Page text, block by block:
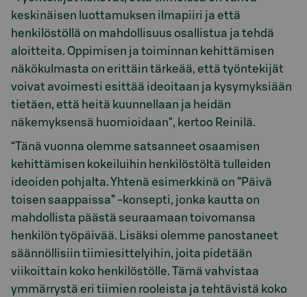
keskinäisen luottamuksen ilmapiiri ja että
henkilöstöllä on mahdollisuus osallistua ja tehdä
aloitteita. Oppimisen ja toiminnan kehittämisen
näkökulmasta on erittäin tärkeää, että työntekijät
voivat avoimesti esittää ideoitaan ja kysymyksiään
tietäen, että heitä kuunnellaan ja heidän
näkemyksensä huomioidaan", kertoo Reinilä.
“Tänä vuonna olemme satsanneet osaamisen
kehittämisen kokeiluihin henkilöstöltä tulleiden
ideoiden pohjalta. Yhtenä esimerkkinä on ”Päivä
toisen saappaissa” -konsepti, jonka kautta on
mahdollista päästä seuraamaan toivomansa
henkilön työpäivää. Lisäksi olemme panostaneet
säännöllisiin tiimiesittelyihin, joita pidetään
viikoittain koko henkilöstölle. Tämä vahvistaa
ymmärrystä eri tiimien rooleista ja tehtävistä koko